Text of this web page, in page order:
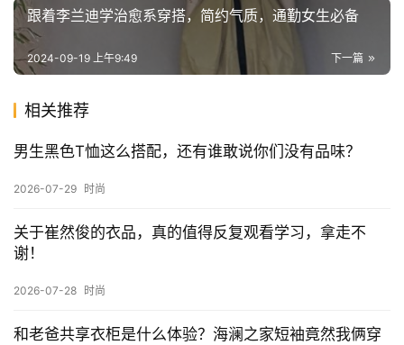
跟着李兰迪学治愈系穿搭，简约气质，通勤女生必备
下一篇
2024-09-19 上午9:49
相关推荐
男生黑色T恤这么搭配，还有谁敢说你们没有品味？
2026-07-29 时尚
关于崔然俊的衣品，真的值得反复观看学习，拿走不
谢！
2026-07-28 时尚
和老爸共享衣柜是什么体验？海澜之家短袖竟然我俩穿